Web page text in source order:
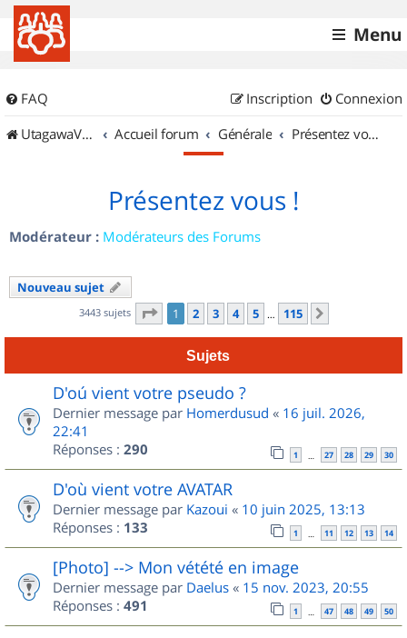
Menu
FAQ Connexion
Inscription
UtagawaVTT (Randos VTT et VTTAE avec traces GPS)
Accueil forum Générale Présentez vous !
Présentez vous !
Modérateur : Modérateurs des Forums
Nouveau sujet
3443 sujets Page 1sur 115
1 2 3 4 5 … 115
Sujets
D'oú vient votre pseudo ?
Dernier message par Homerdusud « 16 juil. 2026,
22:41
Réponses : 290 1 … 27 28 29 30
D'où vient votre AVATAR
Dernier message par Kazoui « 10 juin 2025, 13:13
Réponses : 133 1 … 11 12 13 14
[Photo] --> Mon vétété en image
Dernier message par Daelus « 15 nov. 2023, 20:55
Réponses : 491 1 … 47 48 49 50